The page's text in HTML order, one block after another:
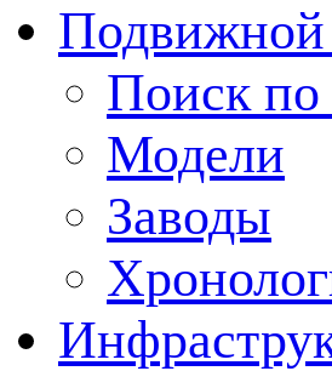
Подвижной
Поиск по
Модели
Заводы